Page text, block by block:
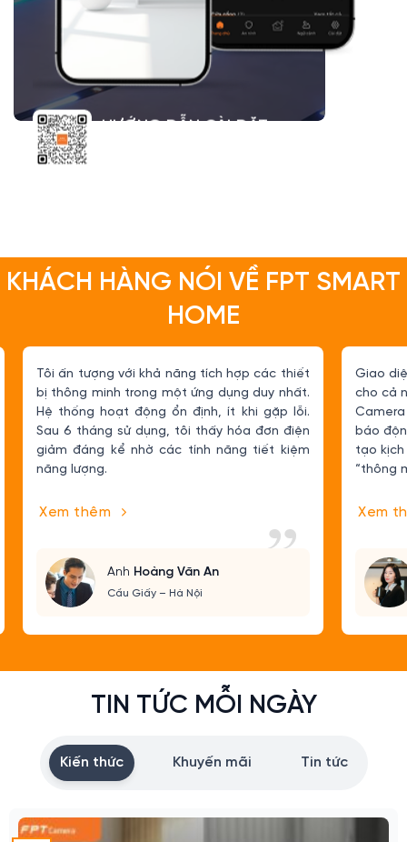
HƯỚNG DẪN CÀI ĐẶT
KHÁCH HÀNG NÓI VỀ FPT SMART
HOME
Tôi ấn tượng với khả năng tích hợp các thiết
bị thông minh trong một ứng dụng duy nhất.
Hệ thống hoạt động ổn định, ít khi gặp lỗi.
Sau 6 tháng sử dụng, tôi thấy hóa đơn điện
giảm đáng kể nhờ các tính năng tiết kiệm
năng lượng.
Xem thêm
Anh Hoàng Văn An
Cầu Giấy – Hà Nội
Giao
cho cả
báo
tạo
“thông
Xem
TIN TỨC MỖI NGÀY
Kiến thức Khuyến mãi Tin tức